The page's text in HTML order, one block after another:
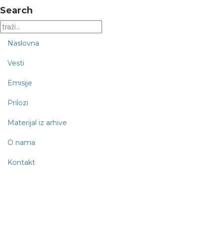
Search
Naslovna
Vesti
Emisije
Prilozi
Materijal iz arhive
O nama
Kontakt